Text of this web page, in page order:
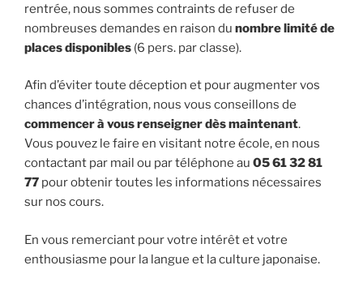
rentrée, nous sommes contraints de refuser de
nombreuses demandes en raison du nombre limité de
places disponibles (6 pers. par classe).
Afin d’éviter toute déception et pour augmenter vos
chances d’intégration, nous vous conseillons de
commencer à vous renseigner dès maintenant.
Vous pouvez le faire en visitant notre école, en nous
contactant par mail ou par téléphone au 05 61 32 81
77 pour obtenir toutes les informations nécessaires
sur nos cours.
En vous remerciant pour votre intérêt et votre
enthousiasme pour la langue et la culture japonaise.